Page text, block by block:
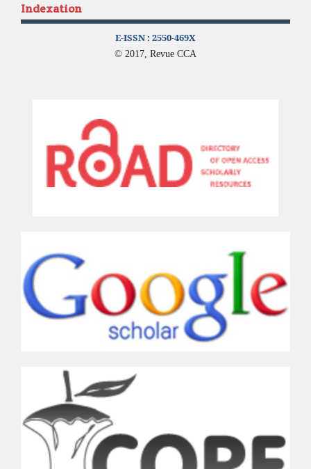
Indexation
E-ISSN : 2550-469X
© 2017, Revue CCA